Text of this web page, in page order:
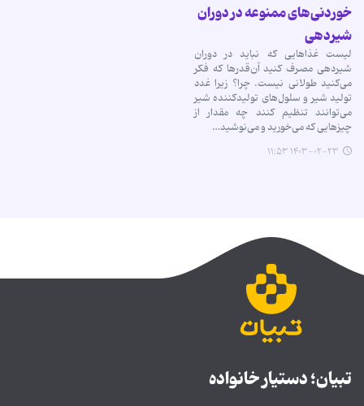
خوردنی‌های ممنوعه در دوران
شیردهی
لیست غذاهایی که نباید در دوران
شیردهی مصرف کنید آن‌قدرها که فکر
می‌کنید طولانی نیست. چرا؟ زیرا غدد
تولید شیر و سلول‌های تولیدکننده شیر
می‌توانند تنظیم کنند چه مقدار از
چیزهایی که می‌خورید و می‌نوشید…
۱۴۰۳-۰۲-۲۳ ۱۱:۵۳
تبیان؛ دستیار خانواده